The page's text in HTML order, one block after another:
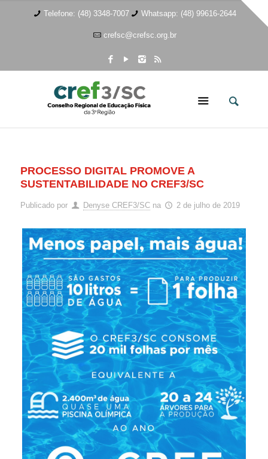
Telefone: (48) 3348-7007 Whatsapp: (48) 99616-2644
crefsc@crefsc.org.br
PROCESSO DIGITAL PROMOVE A
SUSTENTABILIDADE NO CREF3/SC
Publicado por Denyse CREF3/SC na 2 de julho de 2019